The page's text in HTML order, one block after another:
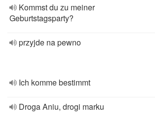
Kommst du zu meiner
Geburtstagsparty?
przyjde na pewno
Ich komme bestimmt
Droga Aniu, drogi marku